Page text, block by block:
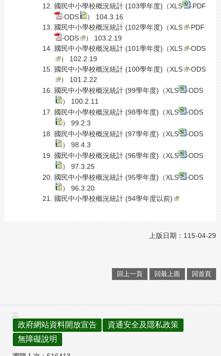
國民中小學校概況統計 (103學年度)（XLS ‧PDF
‧ODS
） 104.3.16
國民中小學校概況統計 (102學年度)（XLS ‧PDF
‧ODS
） 103.2.19
國民中小學校概況統計 (101學年度)（XLS ‧ODS
） 102.2.19
國民中小學校概況統計 (100學年度)（XLS ‧ODS
） 101.2.22
國民中小學校概況統計 (99學年度)（XLS ‧ODS
） 100.2.11
國民中小學校概況統計 (98學年度)（XLS ‧ODS
） 99.2.3
國民中小學校概況統計 (97學年度)（XLS ‧ODS
） 98.4.3
國民中小學校概況統計 (96學年度)（XLS ‧ODS
） 97.3.25
國民中小學校概況統計 (95學年度)（XLS ‧ODS
） 96.3.20
國民中小學校概況統計 (94學年度以前)
上版日期：115-04-29
回上一頁 回最上面 回首頁
:::
政府網站資料開放宣告
資通安全及隱私政策
無障礙說明